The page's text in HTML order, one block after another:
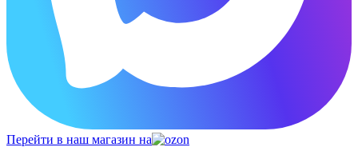
Перейти в наш магазин на